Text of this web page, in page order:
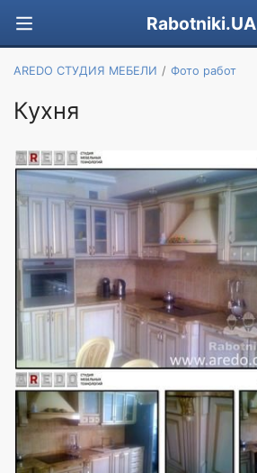
Rabotniki.UA
AREDO СТУДИЯ МЕБЕЛИ Фото работ
Кухня